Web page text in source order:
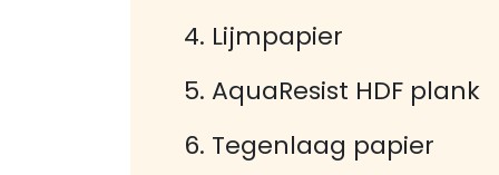
4. Lijmpapier
5. AquaResist HDF plank
6. Tegenlaag papier